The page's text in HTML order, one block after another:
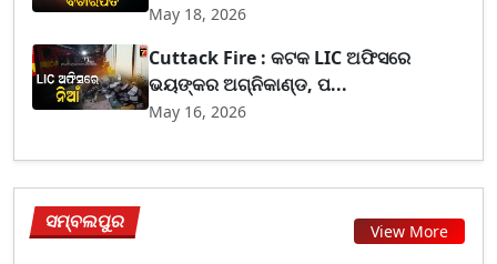
May 18, 2026
Cuttack Fire : କଟକ LIC ଅଫିସରେ
ଭୟଙ୍କର ଅଗ୍ନିକାଣ୍ଡ, ପ...
May 16, 2026
ସମ୍ବଲପୁର View More